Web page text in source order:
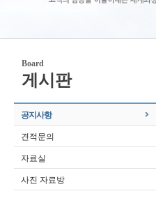
Board
게시판
공지사항
견적문의
자료실
사진 자료방